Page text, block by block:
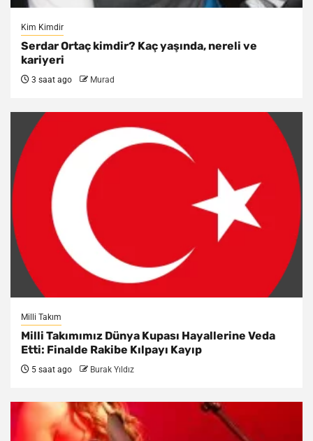
Kim Kimdir
Serdar Ortaç kimdir? Kaç yaşında, nereli ve
kariyeri
3 saat ago Murad
Milli Takım
Milli Takımımız Dünya Kupası Hayallerine Veda
Etti: Finalde Rakibe Kılpayı Kayıp
5 saat ago Burak Yıldız